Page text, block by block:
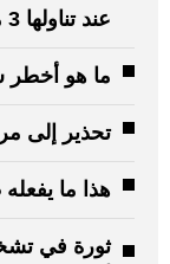
عند تناولها 3 مرات أسبوعيا
ما هو
تحذير إلى
هذا ما
ثورة في